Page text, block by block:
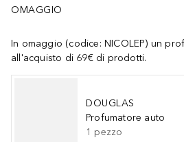
OMAGGIO
In omaggio (codice: NICOLEP) un
all'acquisto di 69€ di prodotti.
DOUGLAS
Profumatore auto
1 pezzo